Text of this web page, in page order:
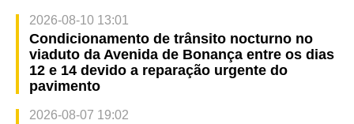
2026-08-10 13:01
Condicionamento de trânsito nocturno no
viaduto da Avenida de Bonança entre os dias
12 e 14 devido a reparação urgente do
pavimento
2026-08-07 19:02